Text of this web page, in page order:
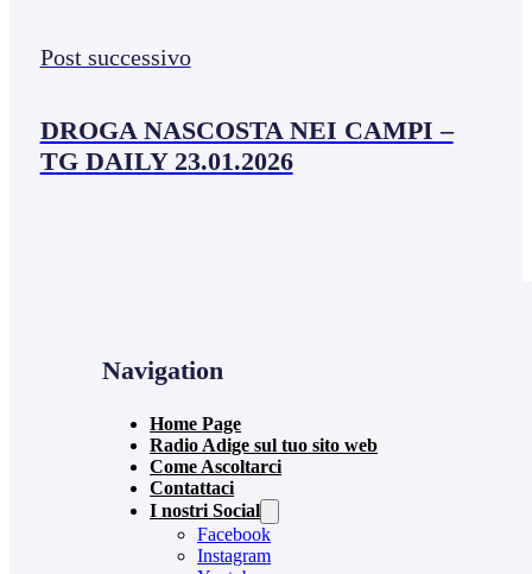
Post successivo
DROGA NASCOSTA NEI CAMPI –
TG DAILY 23.01.2026
Navigation
Home Page
Radio Adige sul tuo sito web
Come Ascoltarci
Contattaci
I nostri Social
Facebook
Instagram